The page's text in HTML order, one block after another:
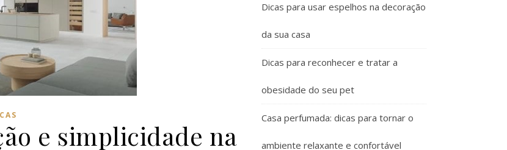
e simplicidade na
Dicas para usar espelhos na decoração
da sua casa
Dicas para reconhecer e tratar a
obesidade do seu pet
Casa perfumada: dicas para tornar o
ambiente relaxante e confortável